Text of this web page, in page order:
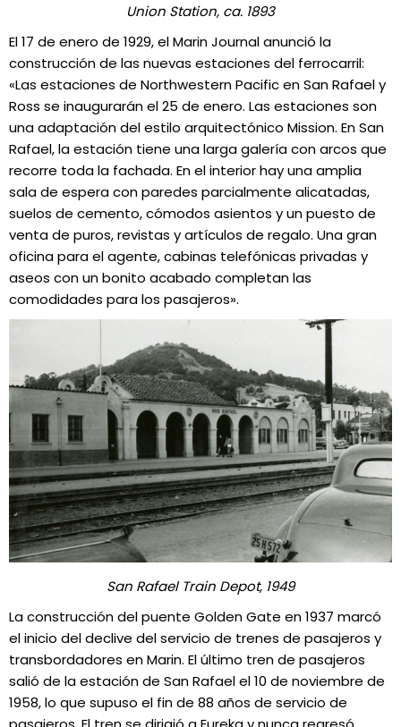
Union Station, ca. 1893
El 17 de enero de 1929, el Marin Journal anunció la
construcción de las nuevas estaciones del ferrocarril:
«Las estaciones de Northwestern Pacific en San Rafael y
Ross se inaugurarán el 25 de enero. Las estaciones son
una adaptación del estilo arquitectónico Mission. En San
Rafael, la estación tiene una larga galería con arcos que
recorre toda la fachada. En el interior hay una amplia
sala de espera con paredes parcialmente alicatadas,
suelos de cemento, cómodos asientos y un puesto de
venta de puros, revistas y artículos de regalo. Una gran
oficina para el agente, cabinas telefónicas privadas y
aseos con un bonito acabado completan las
comodidades para los pasajeros».
San Rafael Train Depot, 1949
La construcción del puente Golden Gate en 1937 marcó
el inicio del declive del servicio de trenes de pasajeros y
transbordadores en Marin. El último tren de pasajeros
salió de la estación de San Rafael el 10 de noviembre de
1958, lo que supuso el fin de 88 años de servicio de